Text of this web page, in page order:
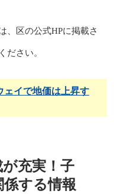
、区の公式HPに掲載さ
ださい。
ェイで地価は上昇す
充実！子
する情報